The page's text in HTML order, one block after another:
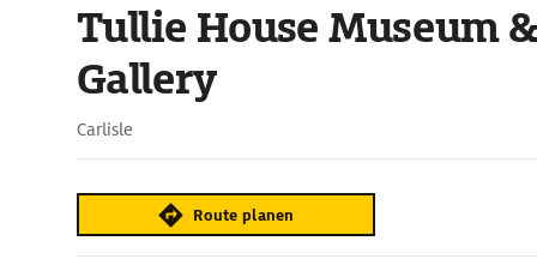
Tullie House Museum
Gallery
Carlisle
Route planen